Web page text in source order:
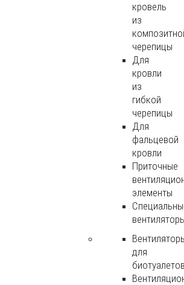
кровель
из
черепицы
Для
кровли
из
гибкой
черепицы
Для
фальцевой
кровли
Приточные
элементы
для
биотуалетов